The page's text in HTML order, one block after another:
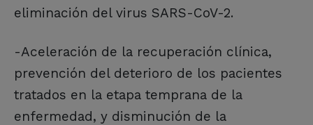
eliminación del virus SARS-CoV-2.
-Aceleración de la recuperación clínica,
prevención del deterioro de los pacientes
tratados en la etapa temprana de la
enfermedad, y disminución de la